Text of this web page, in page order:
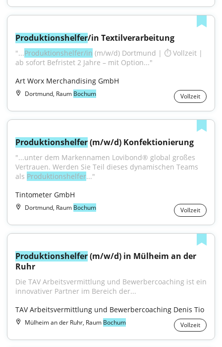
Produktionshelfer/in Textilverarbeitung
"...Produktionshelfer/in (m/w/d) Dortmund | ⏱ Vollzeit |
ab sofort Befristet 2 Jahre – mit Option..."
Art Worx Merchandising GmbH
Dortmund, Raum Bochum Vollzeit
Produktionshelfer (m/w/d) Konfektionierung
"...unter dem Markennamen Lovibond® global großes
Vertrauen. Werden Sie Teil dieses dynamischen Teams
als Produktionshelfer..."
Tintometer GmbH
Dortmund, Raum Bochum Vollzeit
Produktionshelfer (m/w/d) in Mülheim an der
Ruhr
Die TAV Arbeitsvermittlung und Bewerbercoaching ist ein
innovativer Partner im Bereich der...
TAV Arbeitsvermittlung und Bewerbercoaching Denis Tio
Mülheim an der Ruhr, Raum Bochum Vollzeit